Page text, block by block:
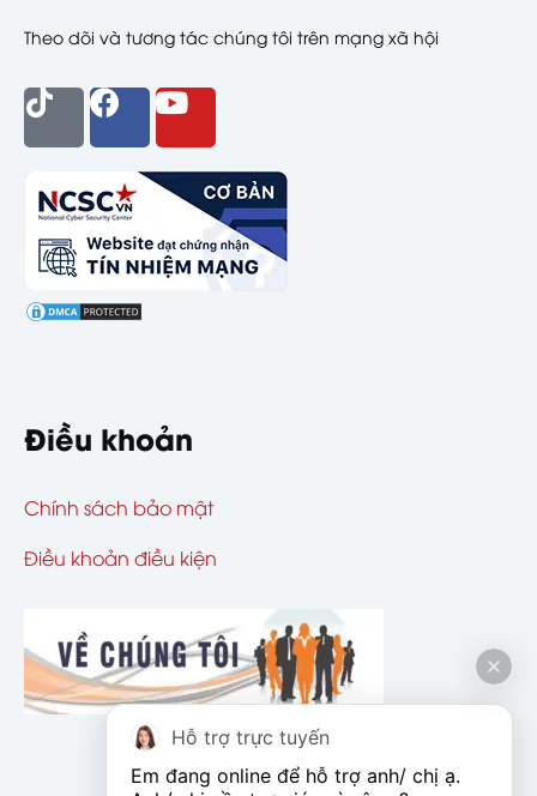
Theo dõi và tương tác chúng tôi trên mạng xã hội
Điều khoản
Chính sách bảo mật
Điều khoản điều kiện
Hỗ trợ trực tuyến
Em đang online để hỗ trợ anh/ chị ạ.